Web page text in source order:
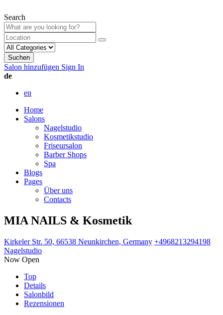
Search
Suchen
Salon hinzufügen Sign In
de
en
Home
Salons
Nagelstudio
Kosmetikstudio
Friseursalon
Barber Shops
Spa
Blogs
Pages
Über uns
Contacts
MIA NAILS & Kosmetik
Kirkeler Str. 50, 66538 Neunkirchen, Germany +4968213294198
Nagelstudio
Now Open
Top
Details
Salonbild
Rezensionen